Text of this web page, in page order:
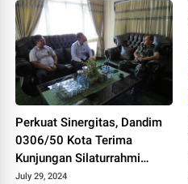
Perkuat Sinergitas, Dandim
0306/50 Kota Terima
Kunjungan Silaturrahmi
Ketua Pengadilan Negeri
July 29, 2024